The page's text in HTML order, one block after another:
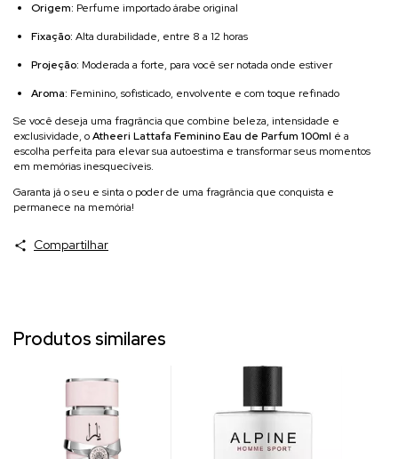
Origem: Perfume importado árabe original
Fixação: Alta durabilidade, entre 8 a 12 horas
Projeção: Moderada a forte, para você ser notada onde estiver
Aroma: Feminino, sofisticado, envolvente e com toque refinado
Se você deseja uma fragrância que combine beleza, intensidade e
exclusividade, oAtheeri Lattafa Feminino Eau de Parfum 100ml é a
escolha perfeita para elevar sua autoestima e transformar seus momentos
em memórias inesquecíveis.
Garanta já o seu e sinta o poder de uma fragrância que conquista e
permanece na memória!
Compartilhar
Produtos similares